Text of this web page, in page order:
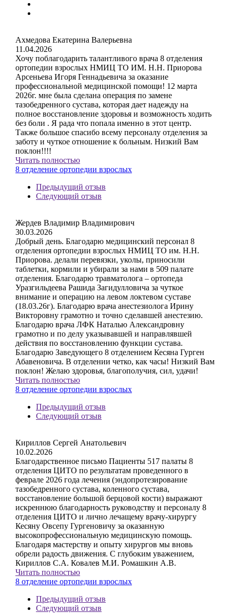
Ахмедова Екатерина Валерьевна
11.04.2026
Хочу поблагодарить талантливого врача 8 отделения
ортопедии взрослых НМИЦ ТО ИМ. Н.Н. Приорова
Арсеньева Игоря Геннадьевича за оказание
профессиональной медицинской помощи! 12 марта
2026г. мне была сделана операция по замене
тазобедренного сустава, которая дает надежду на
полное восстановление здоровья и возможность ходить
без боли . Я рада что попала именно в этот центр.
Также большое спасибо всему персоналу отделения за
заботу и чуткое отношение к больным. Низкий Вам
поклон!!!!
Читать полностью
8 отделение ортопедии взрослых
Предыдущий отзыв
Следующий отзыв
Жердев Владимир Владимирович
30.03.2026
Добрый день. Благодарю медицинский персонал 8
отделения ортопедии взрослых НМИЦ ТО им. Н.Н.
Приорова. делали перевязки, уколы, приносили
таблетки, кормили и убирали за нами в 509 палате
отделения. Благодарю травматолога – ортопеда
Уразгильдеева Рашида Загидулловича за чуткое
внимание и операцию на левом локтевом суставе
(18.03.26г). Благодарю врача анестезиолога Ирину
Викторовну грамотно и точно сделавшей анестезию.
Благодарю врача ЛФК Наталью Александровну
грамотно и по делу указывавшей и направлявшей
действия по восстановлению функции сустава.
Благодарю Заведующего 8 отделением Кесяна Гурген
Абавеновича. В отделении четко, как часы! Низкий Вам
поклон! Желаю здоровья, благополучия, сил, удачи!
Читать полностью
8 отделение ортопедии взрослых
Предыдущий отзыв
Следующий отзыв
Кириллов Сергей Анатольевич
10.02.2026
Благодарственное письмо Пациенты 517 палаты 8
отделения ЦИТО по результатам проведенного в
феврале 2026 года лечения (эндопротезирование
тазобедренного сустава, коленного сустава,
восстановление большой берцовой кости) выражают
искреннюю благодарность руководству и персоналу 8
отделения ЦИТО и лично лечащему врачу-хирургу
Кесяну Овсепу Гургеновичу за оказанную
высокопрофессиональную медицинскую помощь.
Благодаря мастерству и опыту хирургов мы вновь
обрели радость движения. С глубоким уважением,
Кириллов С.А. Ковалев М.И. Ромашкин А.В.
Читать полностью
8 отделение ортопедии взрослых
Предыдущий отзыв
Следующий отзыв